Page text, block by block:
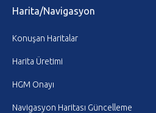
Harita/Navigasyon
Konuşan Haritalar
Harita Üretimi
HGM Onayı
Navigasyon Haritası Güncelleme